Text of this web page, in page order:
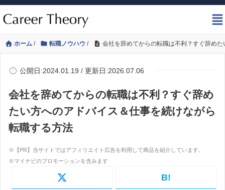
ホーム / 転職ノウハウ / 会社を辞めてからの転職は不利？すぐ辞め
公開日:2024.01.19 / 更新日:2026.07.06
会社を辞めてからの転職は不利？すぐ辞め
たい方へのアドバイス＆仕事を続けながら
転職する方法
B!